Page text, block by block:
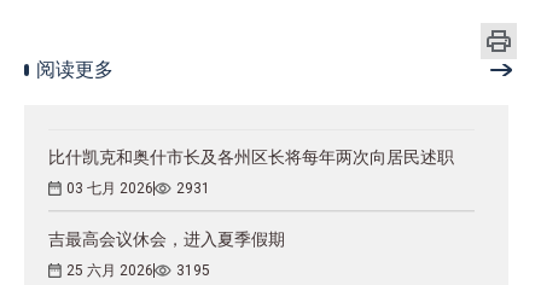
阅读更多
比什凯克和奥什市长及各州区长将每年两次向居民述职
03 七月 2026 2931
吉最高会议休会，进入夏季假期
25 六月 2026 3195